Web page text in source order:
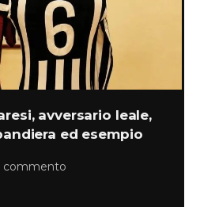
avversario leale,
ed esempio
commento